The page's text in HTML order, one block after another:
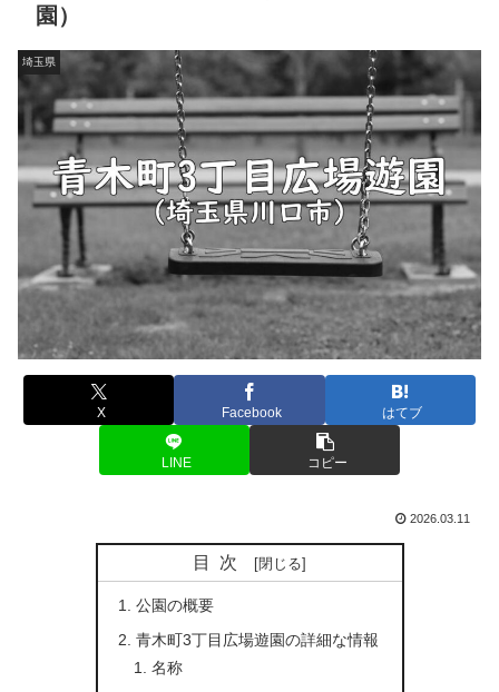
園）
埼玉県
X Facebook はてブ
LINE コピー
2026.03.11
目次
公園の概要
青木町3丁目広場遊園の詳細な情報
名称